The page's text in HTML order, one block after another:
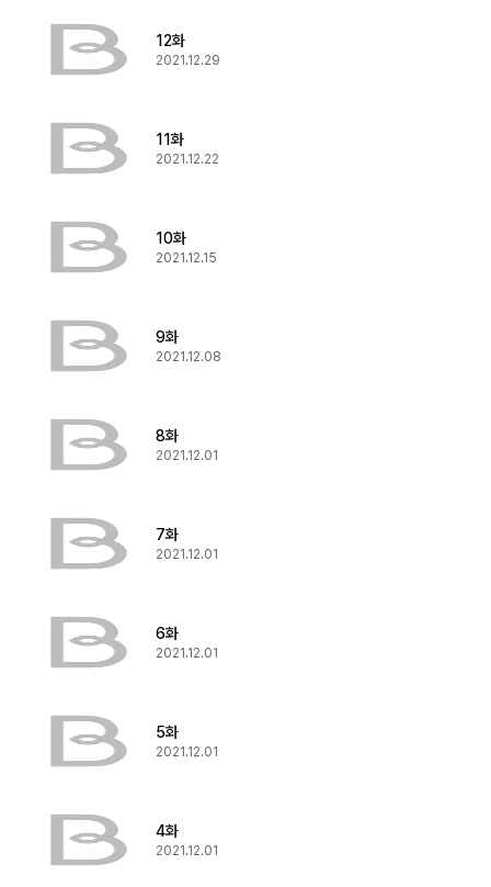
12화
2021.12.29
11화
2021.12.22
10화
2021.12.15
9화
2021.12.08
8화
2021.12.01
7화
2021.12.01
6화
2021.12.01
5화
2021.12.01
4화
2021.12.01